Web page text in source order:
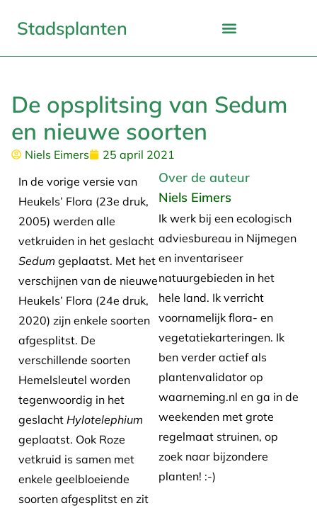
Stadsplanten
De opsplitsing van Sedum
en nieuwe soorten
Niels Eimers
25 april 2021
In de vorige versie van
Heukels’ Flora (23e druk,
2005) werden alle
vetkruiden in het geslacht
Sedum geplaatst. Met het
verschijnen van de nieuwe
Heukels’ Flora (24e druk,
2020) zijn enkele soorten
afgesplitst. De
verschillende soorten
Hemelsleutel worden
tegenwoordig in het
geslacht Hylotelephium
geplaatst. Ook Roze
vetkruid is samen met
enkele geelbloeiende
soorten afgesplitst en zit
Over de auteur
Niels Eimers
Ik werk bij een ecologisch
adviesbureau in Nijmegen
en inventariseer
natuurgebieden in het
hele land. Ik verricht
voornamelijk flora- en
vegetatiekarteringen. Ik
ben verder actief als
plantenvalidator op
waarneming.nl en ga in de
weekenden met grote
regelmaat struinen, op
zoek naar bijzondere
planten! :-)